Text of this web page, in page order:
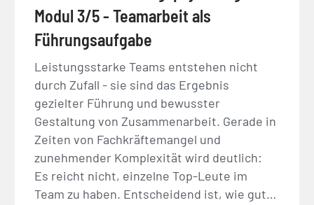
Modul 3/5 - Teamarbeit als
Führungsaufgabe
Leistungsstarke Teams entstehen nicht
durch Zufall - sie sind das Ergebnis
gezielter Führung und bewusster
Gestaltung von Zusammenarbeit. Gerade in
Zeiten von Fachkräftemangel und
zunehmender Komplexität wird deutlich:
Es reicht nicht, einzelne Top-Leute im
Team zu haben. Entscheidend ist, wie gut…